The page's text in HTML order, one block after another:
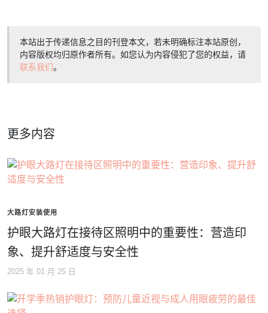
本站出于传递信息之目的刊登本文，若未明确标注本站原创，
内容版权均归原作者所有。如您认为内容侵犯了您的权益，请
联系我们。
更多内容
大路灯安装使用
护眼大路灯在接待区照明中的重要性：营造印
象、提升舒适度与安全性
2025 年 01 月 25 日